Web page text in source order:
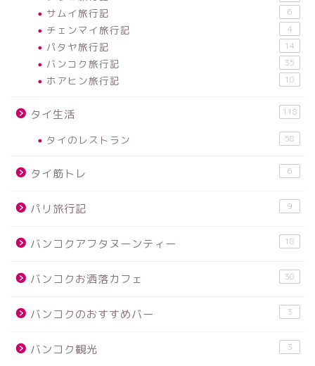
サムイ旅行記 6
チェンマイ旅行記 4
パタヤ旅行記 14
バンコク旅行記 35
ホアヒン旅行記 10
タイ生活 118
タイのレストラン 58
タイ筋トレ 6
パリ旅行記 9
バンコクアフタヌーンティー 18
バンコクお洒落カフェ 30
バンコクのおすすめバー 3
バンコク観光 3